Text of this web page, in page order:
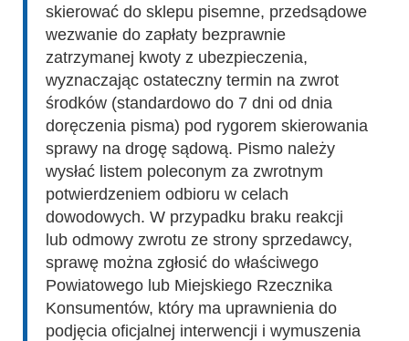
skierować do sklepu pisemne, przedsądowe
wezwanie do zapłaty bezprawnie
zatrzymanej kwoty z ubezpieczenia,
wyznaczając ostateczny termin na zwrot
środków (standardowo do 7 dni od dnia
doręczenia pisma) pod rygorem skierowania
sprawy na drogę sądową. Pismo należy
wysłać listem poleconym za zwrotnym
potwierdzeniem odbioru w celach
dowodowych. W przypadku braku reakcji
lub odmowy zwrotu ze strony sprzedawcy,
sprawę można zgłosić do właściwego
Powiatowego lub Miejskiego Rzecznika
Konsumentów, który ma uprawnienia do
podjęcia oficjalnej interwencji i wymuszenia